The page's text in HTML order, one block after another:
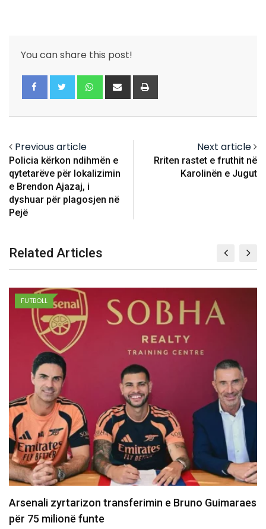
You can share this post!
Whatsapp
Share
via
Previous article
Policia kërkon ndihmën e
qytetarëve për lokalizimin
e Brendon Ajazaj, i
dyshuar për plagosjen në
Pejë
Next article
Rriten rastet e fruthit në
Karolinën e Jugut
Related Articles
FUTBOLL
Dështon transferimi i Asllanit te Leipzigu shkaku i
gjendjes shëndetësore